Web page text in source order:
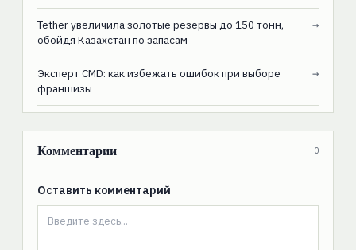
Tether увеличила золотые резервы до 150 тонн,
обойдя Казахстан по запасам
→
Эксперт CMD: как избежать ошибок при выборе
франшизы
→
Комментарии 0
Оставить комментарий